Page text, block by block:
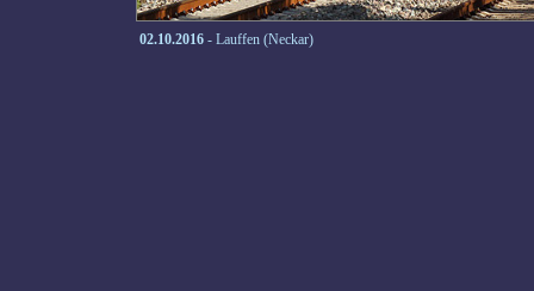
02.10.2016 - Lauffen (Neckar)